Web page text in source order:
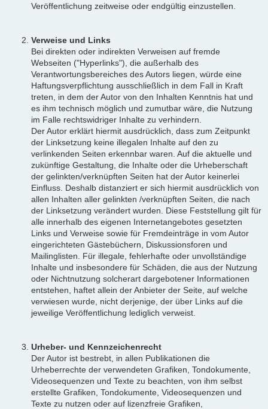
Veröffentlichung zeitweise oder endgültig einzustellen.
Verweise und Links
Bei direkten oder indirekten Verweisen auf fremde
Webseiten ("Hyperlinks"), die außerhalb des
Verantwortungsbereiches des Autors liegen, würde eine
Haftungsverpflichtung ausschließlich in dem Fall in Kraft
treten, in dem der Autor von den Inhalten Kenntnis hat und
es ihm technisch möglich und zumutbar wäre, die Nutzung
im Falle rechtswidriger Inhalte zu verhindern.
Der Autor erklärt hiermit ausdrücklich, dass zum Zeitpunkt
der Linksetzung keine illegalen Inhalte auf den zu
verlinkenden Seiten erkennbar waren. Auf die aktuelle und
zukünftige Gestaltung, die Inhalte oder die Urheberschaft
der gelinkten/verknüpften Seiten hat der Autor keinerlei
Einfluss. Deshalb distanziert er sich hiermit ausdrücklich von
allen Inhalten aller gelinkten /verknüpften Seiten, die nach
der Linksetzung verändert wurden. Diese Feststellung gilt für
alle innerhalb des eigenen Internetangebotes gesetzten
Links und Verweise sowie für Fremdeinträge in vom Autor
eingerichteten Gästebüchern, Diskussionsforen und
Mailinglisten. Für illegale, fehlerhafte oder unvollständige
Inhalte und insbesondere für Schäden, die aus der Nutzung
oder Nichtnutzung solcherart dargebotener Informationen
entstehen, haftet allein der Anbieter der Seite, auf welche
verwiesen wurde, nicht derjenige, der über Links auf die
jeweilige Veröffentlichung lediglich verweist.
Urheber- und Kennzeichenrecht
Der Autor ist bestrebt, in allen Publikationen die
Urheberrechte der verwendeten Grafiken, Tondokumente,
Videosequenzen und Texte zu beachten, von ihm selbst
erstellte Grafiken, Tondokumente, Videosequenzen und
Texte zu nutzen oder auf lizenzfreie Grafiken,